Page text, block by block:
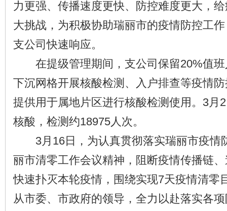
力更强、传播速度更快、防控难度更大，
大挑战，为积极协助瑞丽市的疫情防控工
支公司快速响应。
在提级管理期间，支公司保留20%值班
下沉网格开展核酸检测、入户排查等疫情
提供用于属地片区进行核酸检测使用。3月
核酸，检测约18975人次。
3月16日，为认真贯彻落实瑞丽市疫情
丽市清零工作会议精神，阻断疫情传播链
快速扑灭本轮疫情，围绕实现7天疫情清零
从市委、市政府的领导，全力以赴落实各